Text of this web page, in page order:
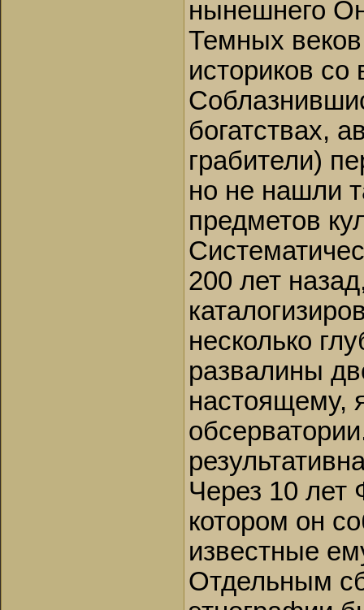
нынешнего
Темных
историков
богатствах,
грабители)
но не нашли
предметов
200 лет
несколько
развалины
настоящему,
Через 10 лет
котором он
известные
Отдельным